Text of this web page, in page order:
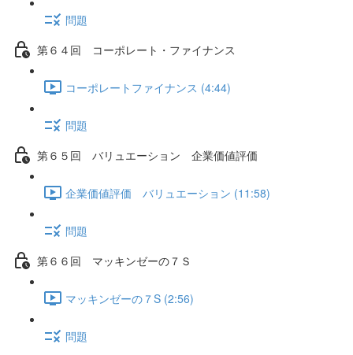
問題
第６４回 コーポレート・ファイナンス
コーポレートファイナンス (4:44)
問題
第６５回 バリュエーション 企業価値評価
企業価値評価 バリュエーション (11:58)
問題
第６６回 マッキンゼーの７Ｓ
マッキンゼーの７S (2:56)
問題